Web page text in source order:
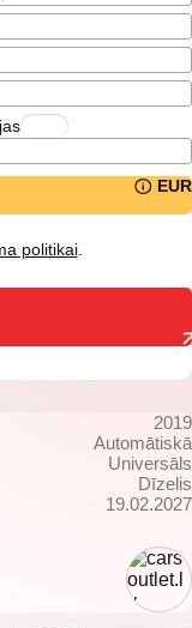
EUR
politikai.
2019
Automātiskā
Universāls
Dīzelis
19.02.2027